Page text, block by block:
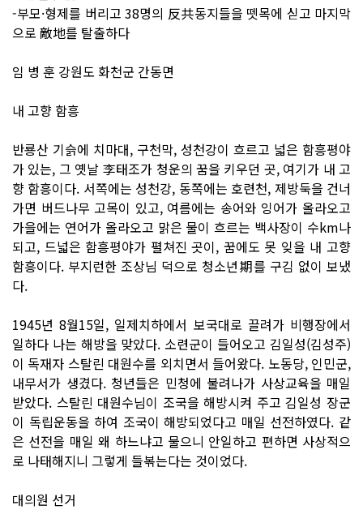
-부모·형제를 버리고 38명의 反共동지들을 뗏목에 싣고 마지막
으로 敵地를 탈출하다
임 병 훈 강원도 화천군 간동면
내 고향 함흥
반룡산 기슭에 치마대, 구천막, 성천강이 흐르고 넓은 함흥평야
가 있는, 그 옛날 李태조가 청운의 꿈을 키우던 곳, 여기가 내 고
향 함흥이다. 서쪽에는 성천강, 동쪽에는 호련천, 제방둑을 건너
가면 버드나무 고목이 있고, 여름에는 송어와 잉어가 올라오고
가을에는 연어가 올라오고 맑은 물이 흐르는 백사장이 수km나
되고, 드넓은 함흥평야가 펼쳐진 곳이, 꿈에도 못 잊을 내 고향
함흥이다. 부지런한 조상님 덕으로 청소년期를 구김 없이 보냈
다.
1945년 8월15일, 일제치하에서 보국대로 끌려가 비행장에서
일하다 나는 해방을 맞았다. 소련군이 들어오고 김일성(김성주)
이 독재자 스탈린 대원수를 외치면서 들어왔다. 노동당, 인민군,
내무서가 생겼다. 청년들은 민청에 불려나가 사상교육을 매일
받았다. 스탈린 대원수님이 조국을 해방시켜 주고 김일성 장군
이 독립운동을 하여 조국이 해방되었다고 매일 선전하였다. 같
은 선전을 매일 왜 하느냐고 물으니 안일하고 편하면 사상적으
로 나태해지니 그렇게 들볶는다는 것이었다.
대의원 선거